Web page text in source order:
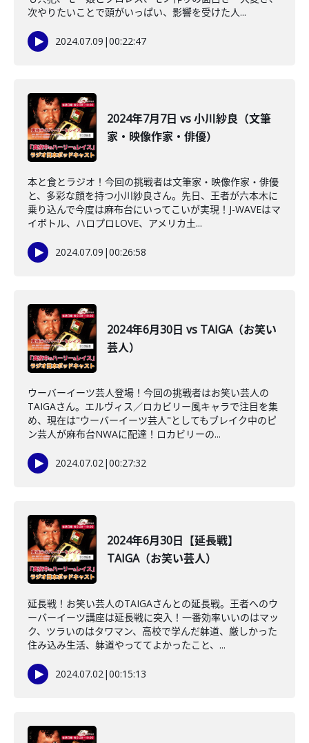
次やりたいことで頭がいっぱい、影響を受けた人...
2024.07.09 |00:22:47
2024年7月7日 vs 小川紗良（文筆
家・映像作家・俳優）
本と食とラジオ！今回の挑戦者は文筆家・映像作家・俳優
と、多彩な顔を持つ小川紗良さん。先日、王者が六本木に
乗り込んで今度は麻布台にいってこいが実現！J-WAVEはマ
イボトル、ハロプロLOVE、アメリカ土...
2024.07.09 |00:26:58
2024年6月30日 vs TAIGA（お笑い
芸人）
ウーバーイーツ芸人登場！今回の挑戦者はお笑い芸人の
TAIGAさん。エルヴィス／ロカビリー風キャラで注目を集
め、現在は"ウーバーイーツ芸人"としてもブレイク中のピ
ン芸人が麻布台NWAに配達！ロカビリーの...
2024.07.02|00:27:32
2024年6月30日【延長戦】
TAIGA（お笑い芸人）
延長戦！お笑い芸人のTAIGAさんとの延長戦。王者へのウ
ーバーイーツ講座は延長戦に突入！一番効率いいのはマッ
ク、ツラいのはタワマン、高校で学んだ躰道、厳しかった
住み込み生活、躰道やっててよかったこと、...
2024.07.02|00:15:13